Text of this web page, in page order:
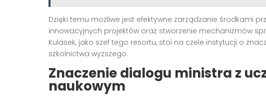
Dzięki temu możliwe jest efektywne zarządzanie środkami
innowacyjnych projektów oraz stworzenie mechanizmów
Kulasek, jako szef tego resortu, stoi na czele instytucji o
szkolnictwa wyższego.
Znaczenie dialogu ministra z
naukowym